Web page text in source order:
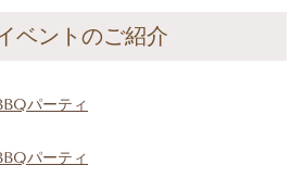
ベントのご紹介
パーティ
パーティ